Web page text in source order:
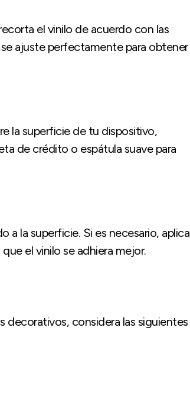
el vinilo de acuerdo con las
ajuste perfectamente para obtener
la superficie de tu dispositivo,
de crédito o espátula suave para
a la superficie. Si es necesario, aplica
el vinilo se adhiera mejor.
decorativos, considera las siguientes